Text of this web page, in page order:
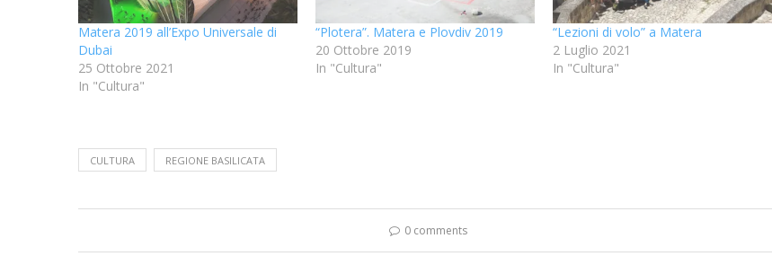
Matera 2019 all’Expo Universale di
Dubai
25 Ottobre 2021
In "Cultura"
“Plotera”. Matera e Plovdiv 2019
20 Ottobre 2019
In "Cultura"
“Lezioni di volo” a Matera
2 Luglio 2021
In "Cultura"
CULTURA REGIONE BASILICATA
0 comments